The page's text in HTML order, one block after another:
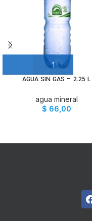
AGUA SIN GAS – 2.25 L
agua mineral
$ 66,00